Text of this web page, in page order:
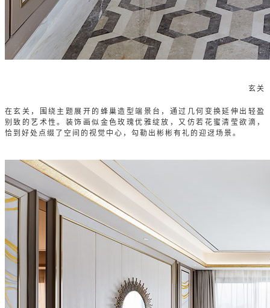
玄关
在玄关，围绕主题展开的蜂巢造型端景台，通过几何变换延伸出轻盈
别致的艺术性。装饰画似金色玫瑰优雅绽放，又仿若花蜜清莹欲滴，
恰到好处点缀了空间的视觉中心，勾勒出彬彬有礼的迎迓场景。